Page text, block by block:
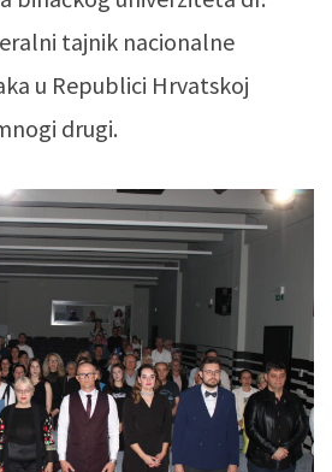
tajnik nacionalne
u Republici Hrvatskoj
drugi.